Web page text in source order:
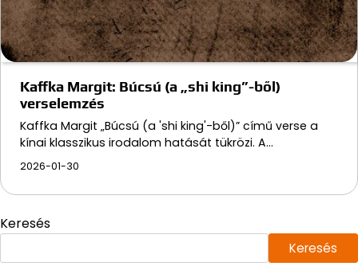
Kaffka Margit: Búcsú (a „shi king”-ből)
verselemzés
Kaffka Margit „Búcsú (a 'shi king'-ből)” című verse a
kínai klasszikus irodalom hatását tükrözi. A…
2026-01-30
Keresés
Keresés